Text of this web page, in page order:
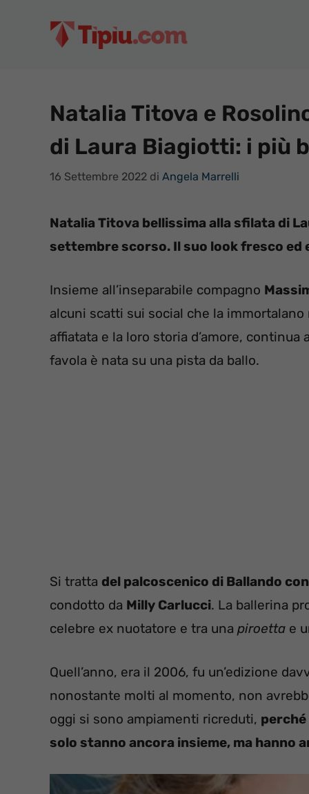
Natalia Titova e
di Laura Biagiotti: i più
16 Settembre 2022 di Angela Marrelli
Natalia Titova bellissima alla sfilata di
settembre scorso. Il suo look fresco ed
Insieme all’inseparabile compagno
alcuni scatti sui social che la immortalano
affiatata e la loro storia d’amore,
favola è nata su una pista da ballo.
Si tratta del palcoscenico di Ballando
condotto da Milly Carlucci. La ballerina
celebre ex nuotatore e tra una piroetta e
Quell’anno, era il 2006, fu un’edizione
nonostante molti al momento, non
oggi si sono ampiamenti ricreduti, perché
solo stanno ancora insieme, ma hanno